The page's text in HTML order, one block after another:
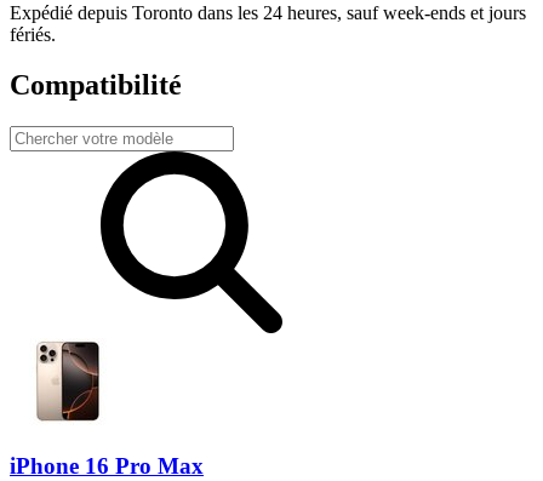
Expédié depuis Toronto dans les 24 heures, sauf week-ends et jours
fériés.
Compatibilité
iPhone 16 Pro Max